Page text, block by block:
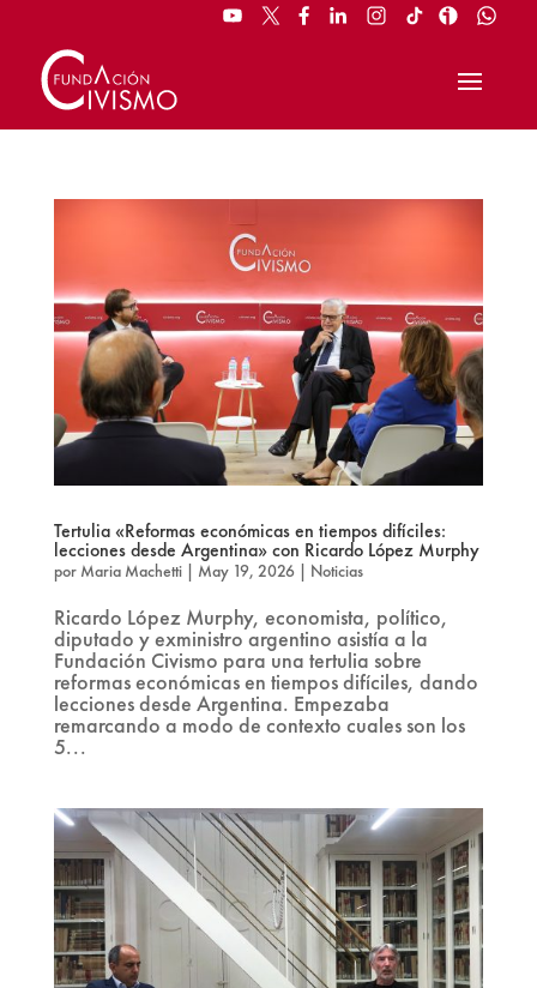
Tertulia «Reformas económicas en tiempos difíciles:
lecciones desde Argentina» con Ricardo López Murphy
por Maria Machetti| May 19, 2026| Noticias
Ricardo López Murphy, economista, político,
diputado y exministro argentino asistía a la
Fundación Civismo para una tertulia sobre
reformas económicas en tiempos difíciles, dando
lecciones desde Argentina. Empezaba
remarcando a modo de contexto cuales son los
5...